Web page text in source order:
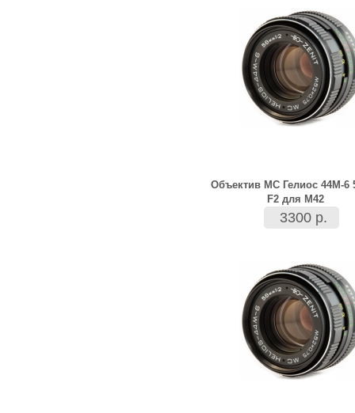
Объектив МС Гелиос 44М-6
F2 для M42
3300 р.